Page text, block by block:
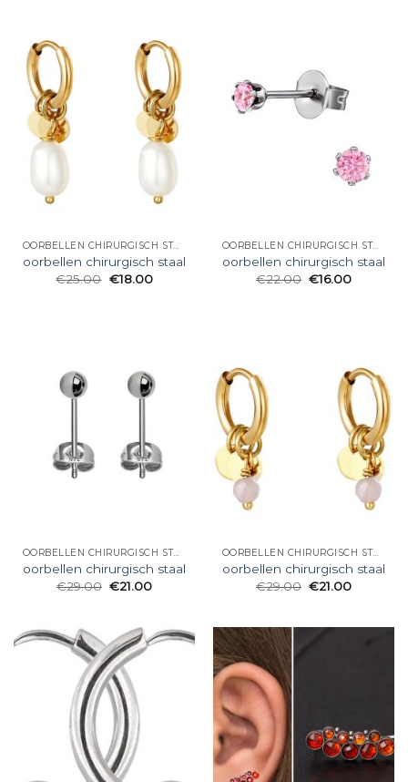
OORBELLEN CHIRURGISCH STAAL
oorbellen chirurgisch staal
€25.00 €18.00
OORBELLEN CHIRURGISCH STAAL
oorbellen chirurgisch staal
€22.00 €16.00
OORBELLEN CHIRURGISCH STAAL
oorbellen chirurgisch staal
€29.00 €21.00
OORBELLEN CHIRURGISCH STAAL
oorbellen chirurgisch staal
€29.00 €21.00